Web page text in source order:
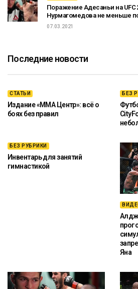
Поражение Адесаньи на UFC
Нурмагомедова не меньше
07.03.2021
Последние новости
СТАТЬИ
Издание «ММА Центр»: всё о
боях без правил
БЕЗ
БЕЗ РУБРИКИ
Инвентарь для занятий
гимнастикой
Яна